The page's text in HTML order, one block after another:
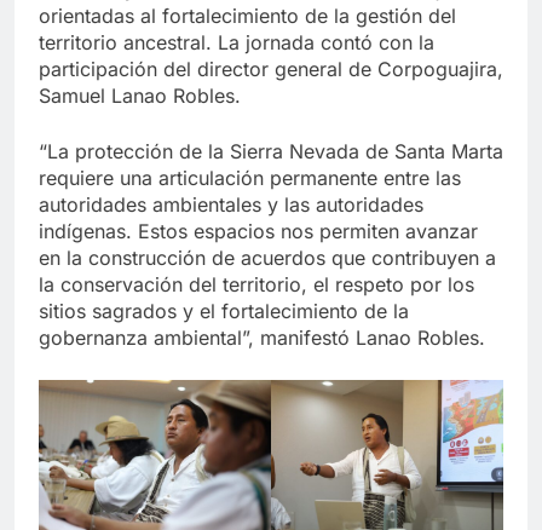
orientadas al fortalecimiento de la gestión del
territorio ancestral. La jornada contó con la
participación del director general de Corpoguajira,
Samuel Lanao Robles.
“La protección de la Sierra Nevada de Santa Marta
requiere una articulación permanente entre las
autoridades ambientales y las autoridades
indígenas. Estos espacios nos permiten avanzar
en la construcción de acuerdos que contribuyen a
la conservación del territorio, el respeto por los
sitios sagrados y el fortalecimiento de la
gobernanza ambiental”, manifestó Lanao Robles.